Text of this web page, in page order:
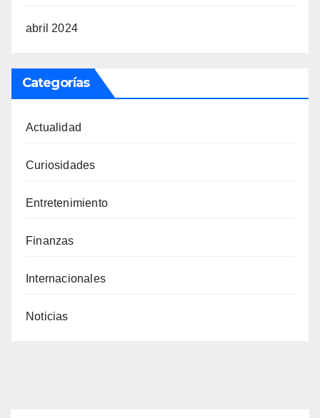
abril 2024
Categorías
Actualidad
Curiosidades
Entretenimiento
Finanzas
Internacionales
Noticias